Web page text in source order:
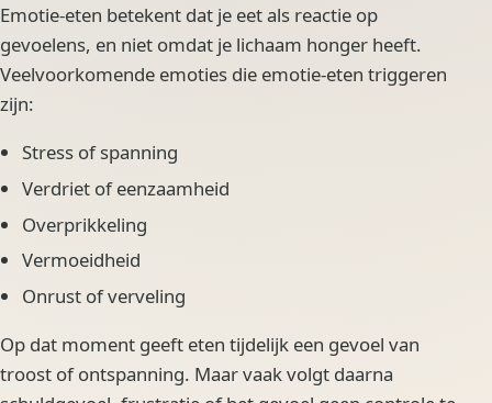
Emotie-eten betekent dat je eet als reactie op
gevoelens, en niet omdat je lichaam honger heeft.
Veelvoorkomende emoties die emotie-eten triggeren
zijn:
Stress of spanning
Verdriet of eenzaamheid
Overprikkeling
Vermoeidheid
Onrust of verveling
Op dat moment geeft eten tijdelijk een gevoel van
troost of ontspanning. Maar vaak volgt daarna